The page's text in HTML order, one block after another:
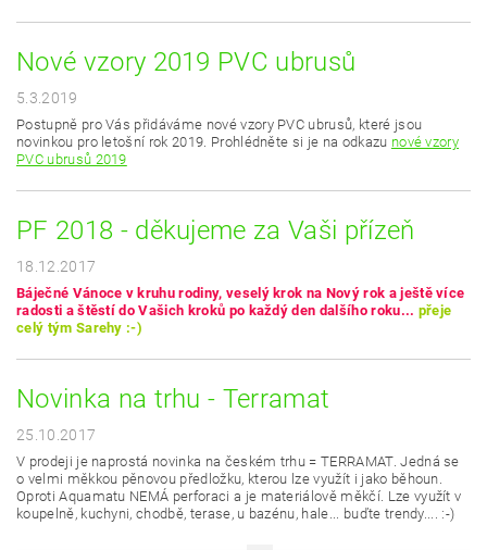
Nové vzory 2019 PVC ubrusů
5.3.2019
Postupně pro Vás přidáváme nové vzory PVC ubrusů, které jsou
novinkou pro letošní rok 2019. Prohlédněte si je na odkazu nové vzory
PVC ubrusů 2019
PF 2018 - děkujeme za Vaši přízeň
18.12.2017
Báječné Vánoce v kruhu rodiny, veselý krok na Nový rok a ještě více
radosti a štěstí do Vašich kroků po každý den dalšího roku... přeje
celý tým Sarehy :-)
Novinka na trhu - Terramat
25.10.2017
V prodeji je naprostá novinka na českém trhu = TERRAMAT. Jedná se
o velmi měkkou pěnovou předložku, kterou lze využít i jako běhoun.
Oproti Aquamatu NEMÁ perforaci a je materiálově měkčí. Lze využít v
koupelně, kuchyni, chodbě, terase, u bazénu, hale... buďte trendy.... :-)